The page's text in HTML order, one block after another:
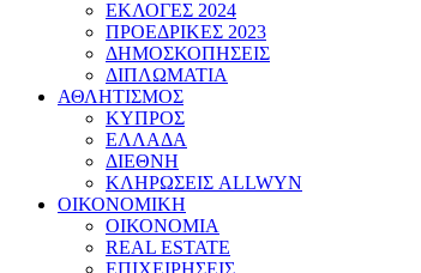
ΕΚΛΟΓΕΣ 2024
ΠΡΟΕΔΡΙΚΕΣ 2023
ΔΗΜΟΣΚΟΠΗΣΕΙΣ
ΔΙΠΛΩΜΑΤΙΑ
ΑΘΛΗΤΙΣΜΟΣ
ΚΥΠΡΟΣ
ΕΛΛΑΔΑ
ΔΙΕΘΝΗ
ΚΛΗΡΩΣΕΙΣ ALLWYN
ΟΙΚΟΝΟΜΙΚΗ
ΟΙΚΟΝΟΜΙΑ
REAL ESTATE
ΕΠΙΧΕΙΡΗΣΕΙΣ